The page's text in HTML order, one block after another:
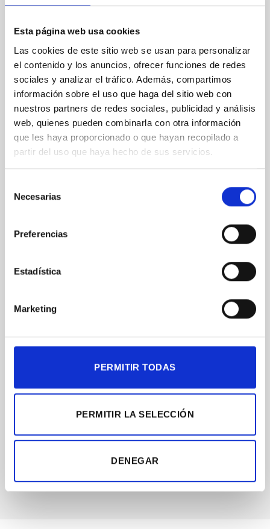
Esta página web usa cookies
Las cookies de este sitio web se usan para personalizar
el contenido y los anuncios, ofrecer funciones de redes
sociales y analizar el tráfico. Además, compartimos
información sobre el uso que haga del sitio web con
nuestros partners de redes sociales, publicidad y análisis
web, quienes pueden combinarla con otra información
que les haya proporcionado o que hayan recopilado a
partir del uso que haya hecho de sus servicios.
Necesarias
Preferencias
Estadística
Marketing
PERMITIR TODAS
PERMITIR LA SELECCIÓN
DENEGAR
CUIDADO DE SUPERFICIES
STATGUARD ESD FLOOR CLEANER
CUIDADO DE SUPERFICIES
REZTORE SURFACE & MAT CLEANER